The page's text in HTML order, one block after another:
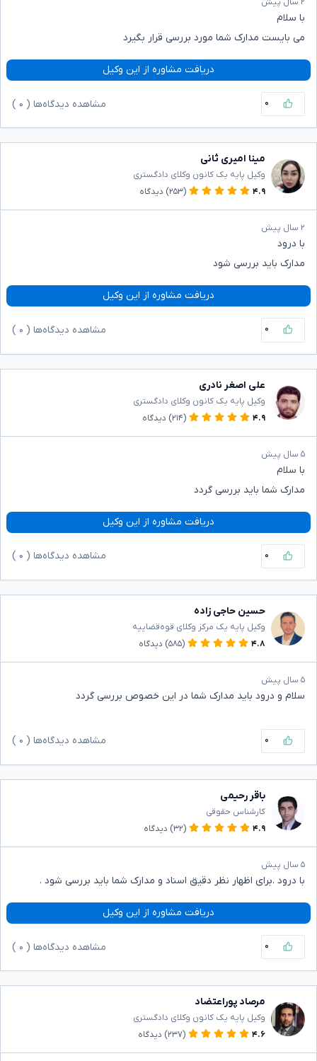
با سلام
می بایست مدارک شما مورد بررسی قرار بگیرد
دریافت مشاوره از این وکیل
۰ مشاهده دیدگاه‌ها ( ۰
مینا امیری ثانی
وکیل پایه یک کانون وکلای دادگستری
۴.۹
(۲۵۳) دیدگاه
۲ سال پیش
با درود
مدارک باید بررسی شود
دریافت مشاوره از این وکیل
۰ مشاهده دیدگاه‌ها ( ۰
علی اصغر نادری
وکیل پایه یک کانون وکلای دادگستری
۴.۹
(۲۱۴) دیدگاه
۵ سال پیش
با سلام
مدارک شما باید بررسی گردد
دریافت مشاوره از این وکیل
۰ مشاهده دیدگاه‌ها ( ۰
حسین حاجی زاده
وکیل پایه یک مرکز وکلای قوه‌قضاییه
۴.۸
(۵۸۵) دیدگاه
۵ سال پیش
سلام و درود باید مدارک شما در این خصوص بررسی گردد
۰ مشاهده دیدگاه‌ها ( ۰
باقر رحیمی
کارشناس حقوقی
۴.۹
(۳۲) دیدگاه
۵ سال پیش
با درود .برای اظهار نظر دقیق اسناد و مدارک شما باید بررسی شود .
دریافت مشاوره از این وکیل
۰ مشاهده دیدگاه‌ها ( ۰
مرصاد پوراعتضاد
وکیل پایه یک کانون وکلای دادگستری
۴.۶
(۲۳۷) دیدگاه